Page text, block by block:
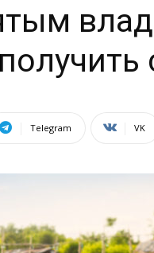
Telegram VK